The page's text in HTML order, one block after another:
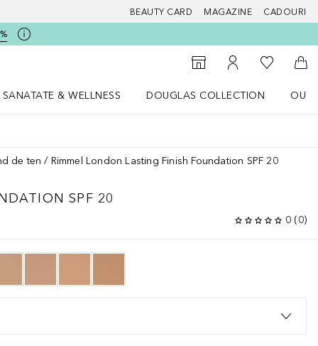
BEAUTY CARD MAGAZINE CADOURI
Către Găsire magazin
Către Contul meu
Către
SANATATE & WELLNESS
DOUGLAS COLLECTION
de ten Rimmel London Lasting Finish Foundation SPF 20
SPF 20
0 (0)